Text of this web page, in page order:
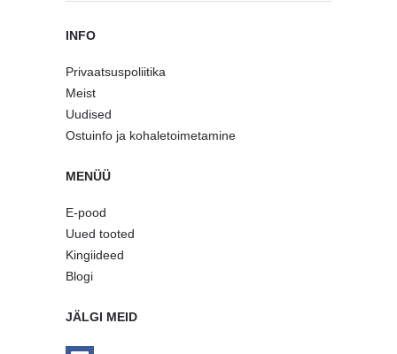
INFO
Privaatsuspoliitika
Meist
Uudised
Ostuinfo ja kohaletoimetamine
MENÜÜ
E-pood
Uued tooted
Kingiideed
Blogi
JÄLGI MEID